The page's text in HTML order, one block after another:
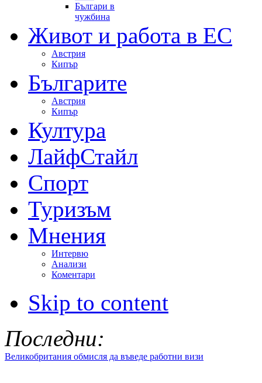
Българи в
чужбина
Живот и работа в ЕС
Австрия
Кипър
Българите
Австрия
Кипър
Култура
ЛайфСтайл
Спорт
Туризъм
Мнения
Интервю
Анализи
Коментари
Skip to content
Последни:
Великобритания обмисля да въведе работни визи